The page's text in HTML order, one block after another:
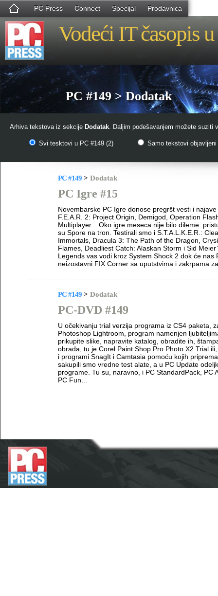
PC Press Connect Specijal Prodavnica
Vodeći IT časopis
PC #149 > Dodatak
Arhiva tekstova iz sekcije Dodatak. Daljim podešavanjem možete suziti
Svi tesktovi u PC #149 (2) Samo tekstovi objavljeni
PC #149 > Dodatak
PC Igre #15
Novembarske PC Igre donose pregršt vesti i
F.E.A.R. 2: Project Origin, Demigod, Operation
Multiplayer... Oko igre meseca nije bilo dileme:
su Spore na tron. Testirali smo i S.T.A.L.K.E.R.:
Immortals, Dracula 3: The Path of the Dragon,
Flames, Deadliest Catch: Alaskan Storm i Sid
Legends vas vodi kroz System Shock 2 dok će
neizostavni FIX Corner sa uputstvima i zakrpama
PC #149 > Dodatak
PC-DVD #149
U očekivanju trial verzija programa iz CS4 paketa,
Photoshop Lightroom, program namenjen
prikupite slike, napravite katalog, obradite ih,
obrada, tu je Corel Paint Shop Pro Photo X2 Trial
i programi SnagIt i Camtasia pomoću kojih
sakupili smo vredne test alate, a u PC Update
programe. Tu su, naravno, i PC StandardPack, PC
PC Fun...